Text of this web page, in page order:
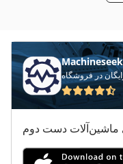
های خسته کننده
ورق های سوراخ دار
در فروشگاه